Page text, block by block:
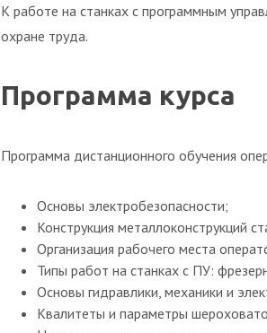
К работе на станках с программным
охране труда.
Программа курса
Программа дистанционного обучения
Основы электробезопасности;
Конструкция металлоконструкций
Организация рабочего места
Типы работ на станках с ПУ:
Основы гидравлики, механики и
Квалитеты и параметры